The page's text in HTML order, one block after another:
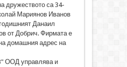
дружеството са 34-
Мариянов Иванов
Данаил
от Добрич. Фирмата е
домашния адрес на
ООД управлява и